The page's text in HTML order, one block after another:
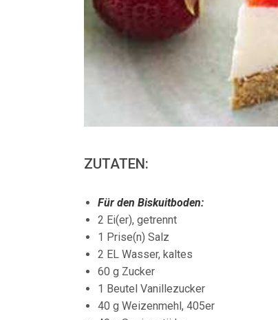
ZUTATEN:
Für den Biskuitboden:
2 Ei(er), getrennt
1 Prise(n) Salz
2 EL Wasser, kaltes
60 g Zucker
1 Beutel Vanillezucker
40 g Weizenmehl, 405er